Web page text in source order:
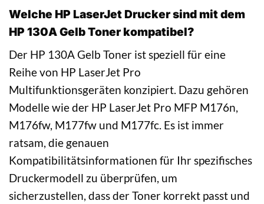
Welche HP LaserJet Drucker sind mit dem
HP 130A Gelb Toner kompatibel?
Der HP 130A Gelb Toner ist speziell für eine
Reihe von HP LaserJet Pro
Multifunktionsgeräten konzipiert. Dazu gehören
Modelle wie der HP LaserJet Pro MFP M176n,
M176fw, M177fw und M177fc. Es ist immer
ratsam, die genauen
Kompatibilitätsinformationen für Ihr spezifisches
Druckermodell zu überprüfen, um
sicherzustellen, dass der Toner korrekt passt und